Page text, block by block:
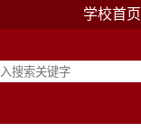
学校首页